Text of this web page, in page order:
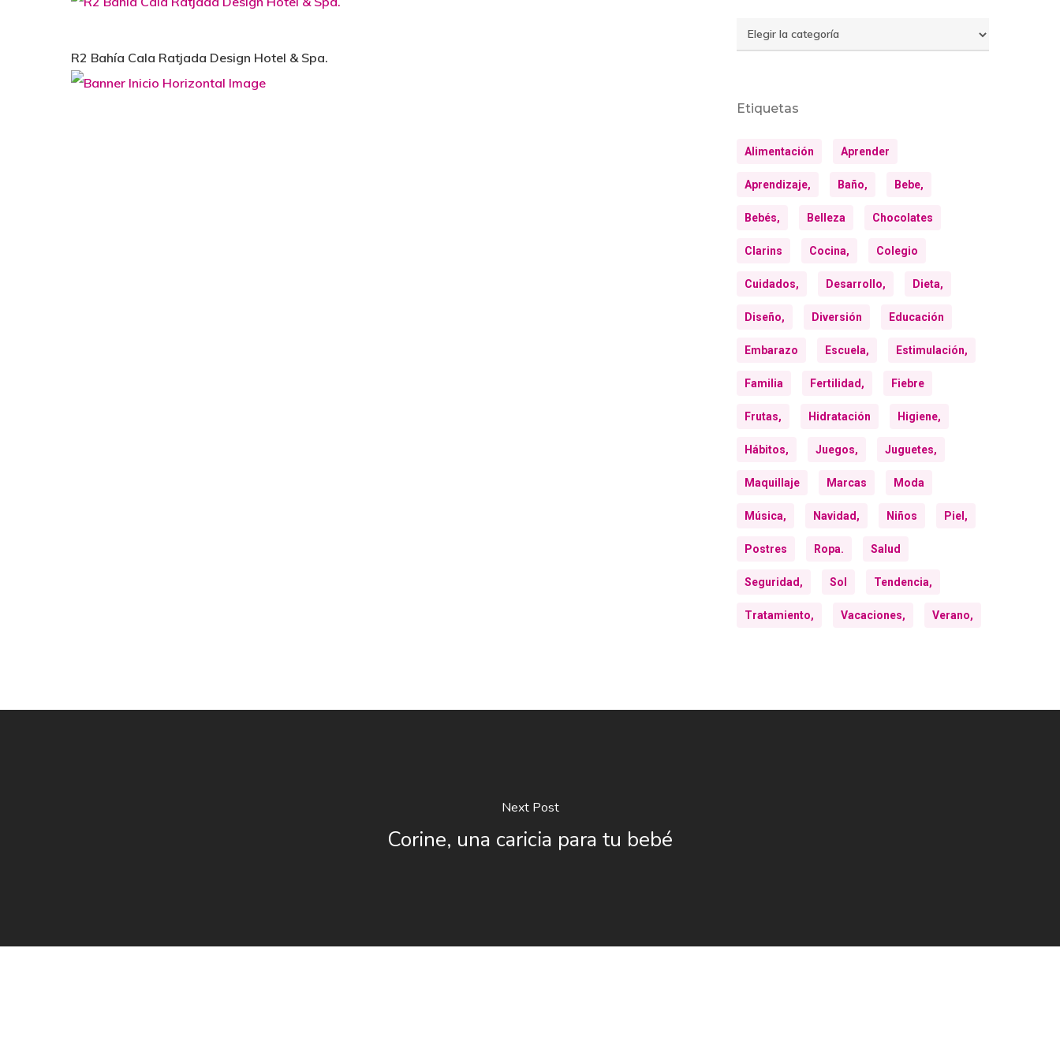
R2 Bahía Cala Ratjada Design Hotel & Spa.
Temas
Etiquetas
Alimentación Aprender
Aprendizaje, Baño, Bebe,
Bebés, Belleza Chocolates
Clarins Cocina, Colegio
Cuidados, Desarrollo, Dieta,
Diseño, Diversión Educación
Embarazo Escuela, Estimulación,
Familia Fertilidad, Fiebre
Frutas, Hidratación Higiene,
Hábitos, Juegos, Juguetes,
Maquillaje Marcas Moda
Música, Navidad, Niños Piel,
Postres Ropa. Salud
Seguridad, Sol Tendencia,
Tratamiento, Vacaciones, Verano,
Next Post
Corine, una caricia para tu bebé